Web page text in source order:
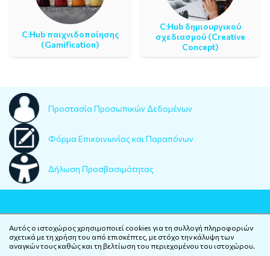
C:Ηub παιχνιδοποίησης
(Gamification)
C:Hub δημιουργικού
σχεδιασμού (Creative
Concept)
Προστασία Προσωπικών Δεδομένων
Φόρμα Επικοινωνίας και Παραπόνων
Δήλωση Προσβασιμότητας
Αυτός ο ιστοχώρος χρησιμοποιεί cookies για τη συλλογή πληροφοριών
σχετικά με τη χρήση του από επισκέπτες, με στόχο την κάλυψη των
αναγκών τους καθώς και τη βελτίωση του περιεχομένου του ιστοχώρου.